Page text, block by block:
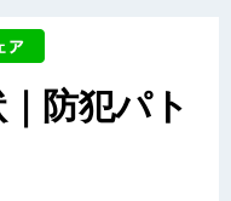
防犯パト